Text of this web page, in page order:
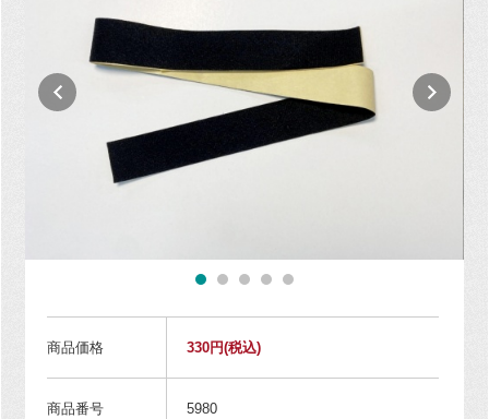
商品価格 330円(税込)
商品番号 5980